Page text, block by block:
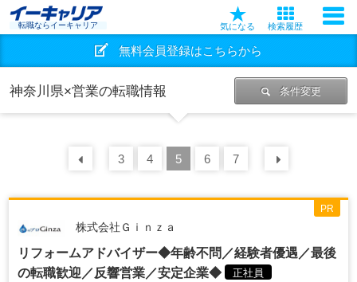
転職ならイーキャリア 気になる 検索履歴
無料会員登録はこちらから
神奈川県×営業の転職情報 条件変更
前の 30
3 4 5 6 7
株式会社Ｇｉｎｚａ
リフォームアドバイザー◆年齢不問／経験者優遇／最後
の転職歓迎／反響営業／安定企業◆
正社員
PR